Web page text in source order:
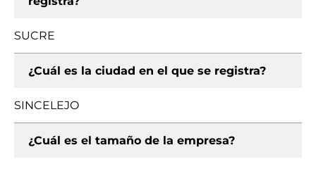
SUCRE
¿Cuál es la ciudad en el que se registra?
SINCELEJO
¿Cuál es el tamaño de la empresa?